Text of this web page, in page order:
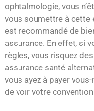
ophtalmologie, vous
vous soumettre à cette
est recommandé de
assurance. En effet, si
règles, vous risquez
assurance santé
vous ayez à payer
de voir votre